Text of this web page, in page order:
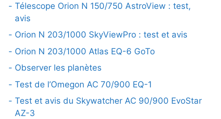
Télescope Orion N 150/750 AstroView : test,
avis
Orion N 203/1000 SkyViewPro : test et avis
Orion N 203/1000 Atlas EQ-6 GoTo
Observer les planètes
Test de l’Omegon AC 70/900 EQ-1
Test et avis du Skywatcher AC 90/900 EvoStar
AZ-3